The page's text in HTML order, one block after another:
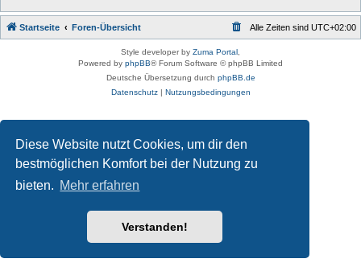
Diese Website nutzt Cookies, um dir den
bestmöglichen Komfort bei der Nutzung zu
bieten. Mehr erfahren
Verstanden!
Startseite Foren-Übersicht Alle Zeiten sind UTC+02:00
Style developer by Zuma Portal
Powered by phpBB® Forum Software © phpBB Limited
Deutsche Übersetzung durch phpBB.de
Datenschutz| Nutzungsbedingungen